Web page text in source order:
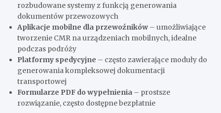
rozbudowane systemy z funkcją generowania
dokumentów przewozowych
Aplikacje mobilne dla przewoźników– umożliwiające
tworzenie CMR na urządzeniach mobilnych, idealne
podczas podróży
Platformy spedycyjne – często zawierające moduły do
generowania kompleksowej dokumentacji
transportowej
Formularze PDF do wypełnienia – prostsze
rozwiązanie, często dostępne bezpłatnie